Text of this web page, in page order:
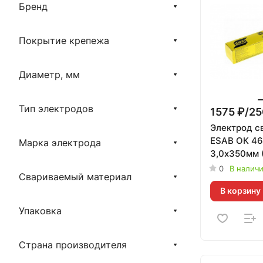
1575 ₽/
Электрод
ESAB ОК
3,0х350мм
Электроды
г
0 В
В корзину
Бренд
Покрытие крепежа
Диаметр, мм
Тип электродов
Марка электрода
Свариваемый материал
Упаковка
Страна производителя